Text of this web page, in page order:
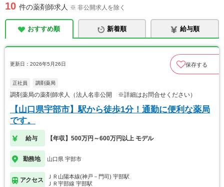
10 件の薬剤師求人 ※ 非公開求人を除く
おすすめ順 新着順 給与順
更新日：2026年5月26日 保存する
正社員 調剤薬局
調剤薬局の薬剤師求人（法人名非公開 ※詳細はお問合せください）
【山口県宇部市】駅から徒歩1分！通勤に便利な薬局
です。
給与 【年収】500万円～600万円以上 モデル
勤務地 山口県 宇部市
アクセス
ＪＲ山陽本線(神戸－門司) 宇部駅
ＪＲ宇部線 宇部駅